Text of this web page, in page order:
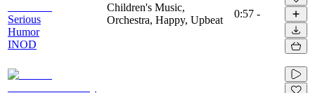
Serious
Humor
INOD
Children's Music,
Orchestra, Happy, Upbeat
0:57 -